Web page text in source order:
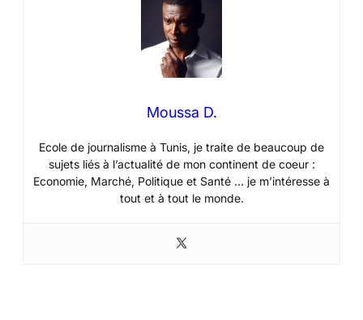
Moussa D.
Ecole de journalisme à Tunis, je traite de beaucoup de
sujets liés à l’actualité de mon continent de coeur :
Economie, Marché, Politique et Santé … je m’intéresse à
tout et à tout le monde.